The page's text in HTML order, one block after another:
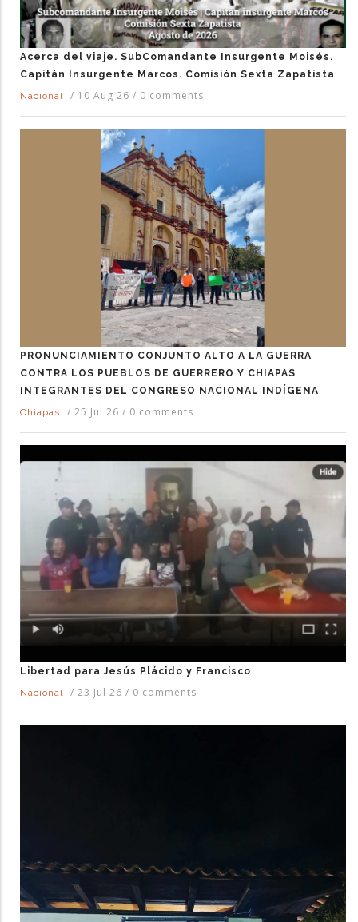
Acerca del viaje. SubComandante Insurgente Moisés.
Capitán Insurgente Marcos. Comisión Sexta Zapatista
Nacional
/ 10 Aug 26 / 0 comments
PRONUNCIAMIENTO CONJUNTO ALTO A LA GUERRA
CONTRA LOS PUEBLOS DE GUERRERO Y CHIAPAS
INTEGRANTES DEL CONGRESO NACIONAL INDÍGENA
Chiapas
/ 25 Jul 26 / 0 comments
Libertad para Jesús Plácido y Francisco
Nacional
/ 23 Jul 26 / 0 comments